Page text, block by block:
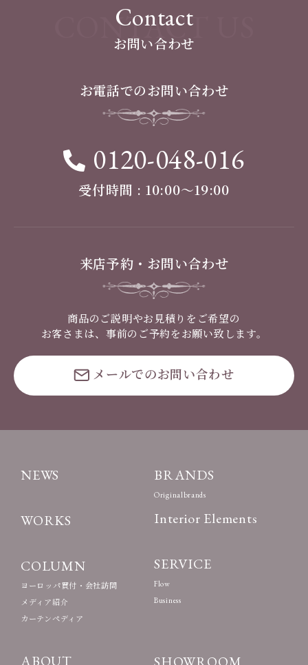
Contact
お問い合わせ
CONTACT US
お電話でのお問い合わせ
0120-048-016
受付時間 : 10:00〜19:00
来店予約・お問い合わせ
商品のご説明やお見積りをご希望の
お客さまは、事前のご予約をお願い致します。
メールでのお問い合わせ
NEWS
WORKS
COLUMN
ヨーロッパ買付・会社訪問
メディア紹介
カーテンペディア
ABOUT
BRANDS
Originalbrands
Interior Elements
SERVICE
Flow
Business